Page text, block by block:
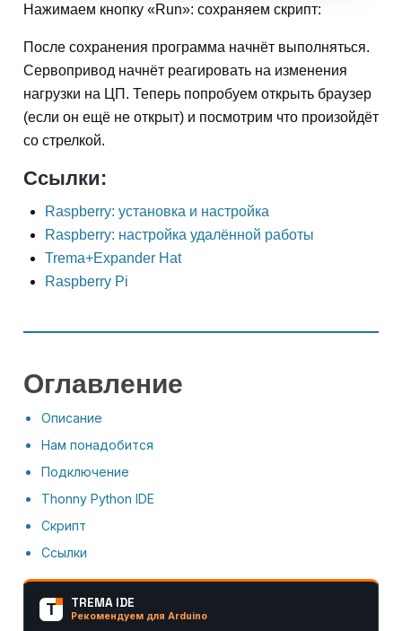
Нажимаем кнопку «Run»: сохраняем скрипт:
После сохранения программа начнёт выполняться.
Сервопривод начнёт реагировать на изменения
нагрузки на ЦП. Теперь попробуем открыть браузер
(если он ещё не открыт) и посмотрим что произойдёт
со стрелкой.
Ссылки:
Raspberry: установка и настройка
Raspberry: настройка удалённой работы
Trema+Expander Hat
Raspberry Pi
Оглавление
Описание
Нам понадобится
Подключение
Thonny Python IDE
Скрипт
Ссылки
T TREMA IDE
Рекомендуем для Arduino